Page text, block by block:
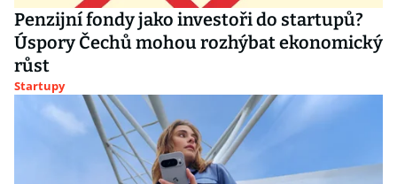
Penzijní fondy jako investoři do startupů?
Úspory Čechů mohou rozhýbat ekonomický
růst
Startupy